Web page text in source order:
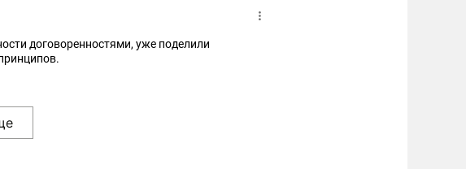
договоренностями, уже поделили
без совести и принципов.